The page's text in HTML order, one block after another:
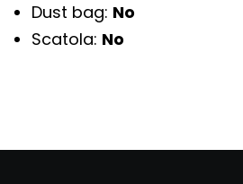
Dust bag: No
Scatola: No